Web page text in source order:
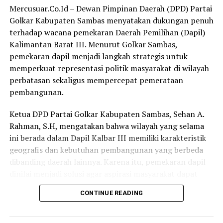
perkuliahan dipilih melalui sejumlah tahapan dan
persyaratan yang telah ditetapkan. Warga binaan yang
mengikuti program harus telah lulus SMA atau
sederajat, memiliki keinginan kuat untuk melanjutkan
pendidikan, serta mendapat dukungan dari keluarga.
Selain itu, perilaku warga binaan selama menjalani
pembinaan juga menjadi salah satu pertimbangan
“Mereka harus memiliki perilaku yang baik selama
berada di dalam Rutan. Sebelum ditetapkan sebagai
asesmen yang dilakukan oleh petugas,” jelasnya.
Mercusuar.Co.Id – Dewan Pimpinan Daerah (DPD) Partai
Golkar Kabupaten Sambas menyatakan dukungan penuh
terhadap wacana pemekaran Daerah Pemilihan (Dapil)
Kalimantan Barat III. Menurut Golkar Sambas,
pemekaran dapil menjadi langkah strategis untuk
memperkuat representasi politik masyarakat di wilayah
perbatasan sekaligus mempercepat pemerataan
pembangunan.
Ketua DPD Partai Golkar Kabupaten Sambas, Sehan A.
Rahman, S.H, mengatakan bahwa wilayah yang selama
ini berada dalam Dapil Kalbar III memiliki karakteristik
geografis dan kebutuhan pembangunan yang berbeda
dibanding daerah lainnya. Karena itu, pemekaran dapil
diperjuangkan secara lebih optimal.
terhadap wacana pemekaran Dapil Kalbar III. Salah satu
CONTINUE READING